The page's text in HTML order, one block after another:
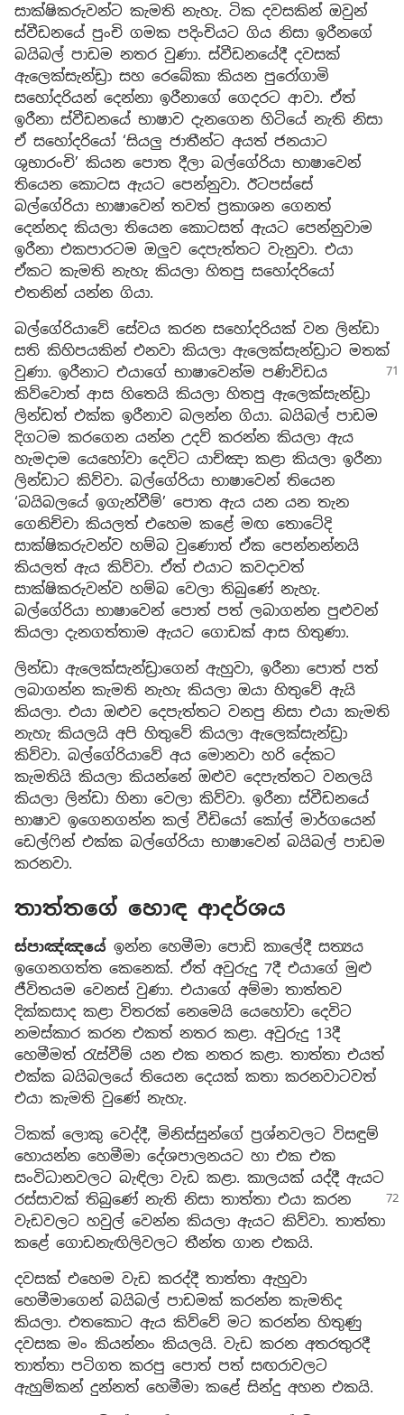
සාක්ෂිකරුවන්ට කැමති නැහැ. ටික දවසකින් ඔවුන්
ස්වීඩනයේ පුංචි ගමක පදිංචියට ගිය නිසා ඉරීනගේ
බයිබල් පාඩම නතර වුණා. ස්වීඩනයේදී දවසක්
ඇලෙක්සැන්ඩ්‍රා සහ රෙබේකා කියන පුරෝගාමි
සහෝදරියන් දෙන්නා ඉරීනාගේ ගෙදරට ආවා. ඒත්
ඉරීනා ස්වීඩනයේ භාෂාව දැනගෙන හිටියේ නැති නිසා
ඒ සහෝදරියෝ ‘සියලු ජාතීන්ට අයත් ජනයාට
ශුභාරංචි’ කියන පොත දීලා බල්ගේරියා භාෂාවෙන්
තියෙන කොටස ඇයට පෙන්නුවා. ඊටපස්සේ
බල්ගේරියා භාෂාවෙන් තවත් ප්‍රකාශන ගෙනත්
දෙන්නද කියලා තියෙන කොටසත් ඇයට පෙන්නුවාම
ඉරීනා එකපාරටම ඔලුව දෙපැත්තට වැනුවා. එයා
ඒකට කැමති නැහැ කියලා හිතපු සහෝදරියෝ
එතනින් යන්න ගියා.
බල්ගේරියාවේ සේවය කරන සහෝදරියක් වන ලින්ඩා
සති කිහිපයකින් එනවා කියලා ඇලෙක්සැන්ඩ්‍රාට මතක්
වුණා. ඉරීනාට එයාගේ භාෂාවෙන්ම පණිවිඩය
කිව්වොත් ආස හිතෙයි කියලා හිතපු ඇලෙක්සැන්ඩ්‍රා
ලින්ඩත් එක්ක ඉරීනාව බලන්න ගියා. බයිබල් පාඩම
දිගටම කරගෙන යන්න උදව් කරන්න කියලා ඇය
හැමදාම යෙහෝවා දෙවිට යාච්ඤා කළා කියලා ඉරීනා
ලින්ඩාට කිව්වා. බල්ගේරියා භාෂාවෙන් තියෙන
‘බයිබලයේ ඉගැන්වීම්’ පොත ඇය යන යන තැන
ගෙනිච්චා කියලත් එහෙම කළේ මඟ තොටේදි
සාක්ෂිකරුවන්ව හම්බ වුණොත් ඒක පෙන්නන්නයි
කියලත් ඇය කිව්වා. ඒත් එයාට කවදාවත්
සාක්ෂිකරුවන්ව හම්බ වෙලා තිබුණේ නැහැ.
බල්ගේරියා භාෂාවෙන් පොත් පත් ලබාගන්න පුළුවන්
කියලා දැනගත්තාම ඇයට ගොඩක් ආස හිතුණා.
ලින්ඩා ඇලෙක්සැන්ඩ්‍රාගෙන් ඇහුවා, ඉරීනා පොත් පත්
ලබාගන්න කැමති නැහැ කියලා ඔයා හිතුවේ ඇයි
කියලා. එයා ඔළුව දෙපැත්තට වනපු නිසා එයා කැමති
නැහැ කියලයි අපි හිතුවේ කියලා ඇලෙක්සැන්ඩ්‍රා
කිව්වා. බල්ගේරියාවේ අය මොනවා හරි දේකට
කැමතියි කියලා කියන්නේ ඔළුව දෙපැත්තට වනලයි
කියලා ලින්ඩා හිනා වෙලා කිව්වා. ඉරීනා ස්වීඩනයේ
භාෂාව ඉගෙනගන්න කල් වීඩියෝ කෝල් මාර්ගයෙන්
ඩෙල්ෆින් එක්ක බල්ගේරියා භාෂාවෙන් බයිබල් පාඩම
කරනවා.
තාත්තගේ හොඳ ආදර්ශය
ස්පාඤ්ඤයේ ඉන්න හෙමීමා පොඩි කාලේදී සත්‍යය
ඉගෙනගත්ත කෙනෙක්. ඒත් අවුරුදු 7දී එයාගේ මුළු
ජීවිතයම වෙනස් වුණා. එයාගේ අම්මා තාත්තව
දික්කසාද කළා විතරක් නෙමෙයි යෙහෝවා දෙවිට
නමස්කාර කරන එකත් නතර කළා. අවුරුදු 13දී
හෙමීමත් රැස්වීම් යන එක නතර කළා. තාත්තා එයත්
එක්ක බයිබලයේ තියෙන දෙයක් කතා කරනවාටවත්
එයා කැමති වුණේ නැහැ.
ටිකක් ලොකු වෙද්දී, මිනිස්සුන්ගේ ප්‍රශ්නවලට විසඳුම්
හොයන්න හෙමීමා දේශපාලනයට හා එක එක
සංවිධානවලට බැඳිලා වැඩ කළා. කාලයක් යද්දී ඇයට
රස්සාවක් තිබුණේ නැති නිසා තාත්තා එයා කරන
වැඩවලට හවුල් වෙන්න කියලා ඇයට කිව්වා. තාත්තා
කළේ ගොඩනැඟිලිවලට තීන්ත ගාන එකයි.
දවසක් එහෙම වැඩ කරද්දී තාත්තා ඇහුවා
හෙමීමාගෙන් බයිබල් පාඩමක් කරන්න කැමතිද
කියලා. එතකොට ඇය කිව්වේ මට කරන්න හිතුණු
දවසක මං කියන්නං කියලයි. වැඩ කරන අතරතුරදී
තාත්තා පටිගත කරපු පොත් පත් සඟරාවලට
ඇහුම්කන් දුන්නත් හෙමීමා කළේ සින්දු අහන එකයි.